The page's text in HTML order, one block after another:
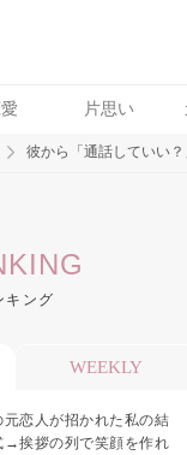
片思い
彼から「通話していい
キング
WEEKLY
元恋人が招かれた私の結
→挨拶の列で笑顔を作れ